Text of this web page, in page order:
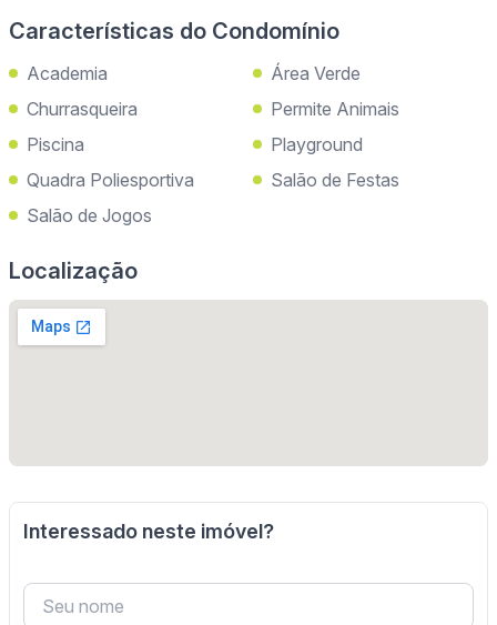
Características do Condomínio
Academia
Área Verde
Churrasqueira
Permite Animais
Piscina
Playground
Quadra Poliesportiva
Salão de Festas
Salão de Jogos
Localização
Interessado neste imóvel?